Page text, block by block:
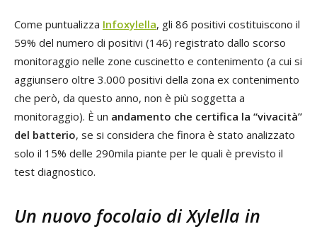
Come puntualizza Infoxylella, gli 86 positivi costituiscono il
59% del numero di positivi (146) registrato dallo scorso
monitoraggio nelle zone cuscinetto e contenimento (a cui si
aggiunsero oltre 3.000 positivi della zona ex contenimento
che però, da questo anno, non è più soggetta a
monitoraggio). È un andamento che certifica la “vivacità”
del batterio, se si considera che finora è stato analizzato
solo il 15% delle 290mila piante per le quali è previsto il
test diagnostico.
Un nuovo focolaio di Xylella in